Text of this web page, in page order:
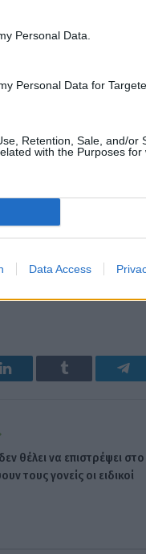
Personal Data.
Personal Data for
Retention, Sale, and/or
with the Purposes for
Data Access
LinkedIn Tumblr
θέλει να επιστρέψει
τους γονείς οι ειδικοί